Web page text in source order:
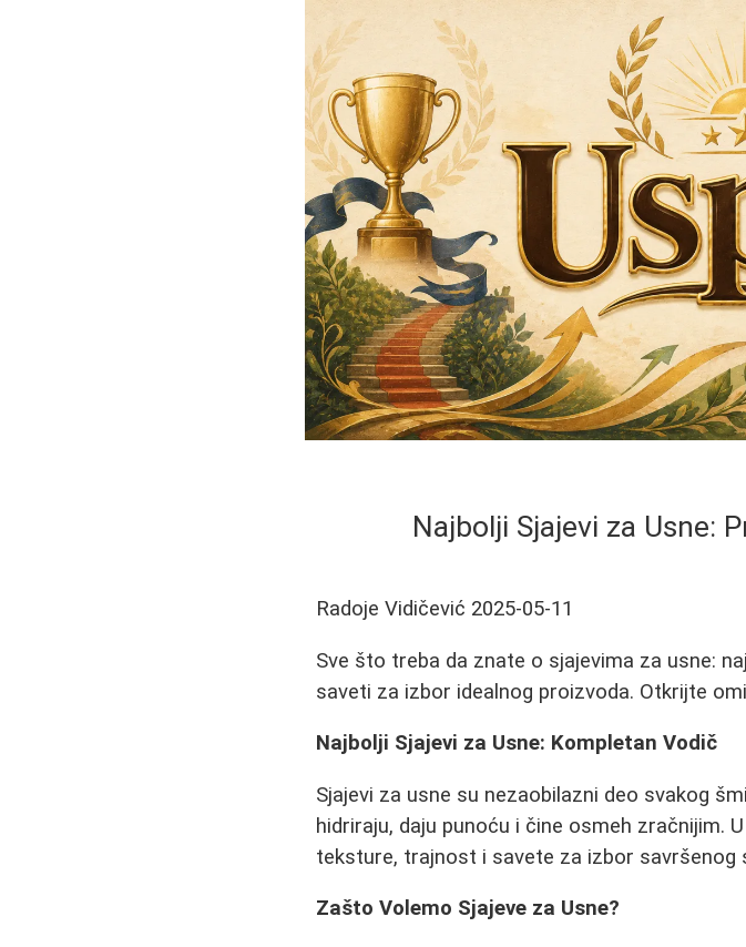
Najbolji Sjajevi za Usne:
Radoje Vidičević 2025-05-11
Sve što treba da znate o sjajevima za usne:
saveti za izbor idealnog proizvoda. Otkrijte
Najbolji Sjajevi za Usne: Kompletan Vodič
Sjajevi za usne su nezaobilazni deo svakog
hidriraju, daju punoću i čine osmeh zračnijim.
teksture, trajnost i savete za izbor savršenog
Zašto Volemo Sjajeve za Usne?